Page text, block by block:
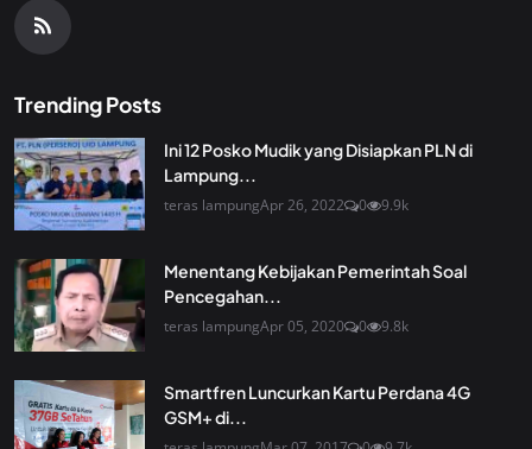
Trending Posts
Ini 12 Posko Mudik yang Disiapkan PLN di
Lampung...
teras lampungApr 26, 2022 0 9.9k
Menentang Kebijakan Pemerintah Soal
Pencegahan...
teras lampungApr 05, 2020 0 9.8k
Smartfren Luncurkan Kartu Perdana 4G
GSM+ di...